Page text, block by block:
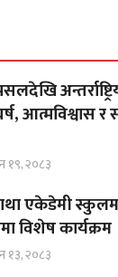
आत्मविश्वास र
१९, २०८३
एकेडेमी
विशेष कार्यक्रम
१३, २०८३